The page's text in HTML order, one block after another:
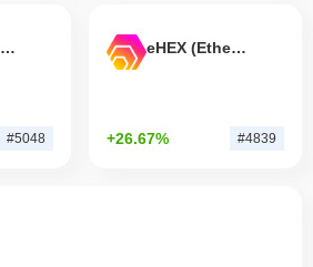
Pulsechain Bridged HEX (Pulsechain)
#5048
eHEX (Ethereum)
+26.67% #4839